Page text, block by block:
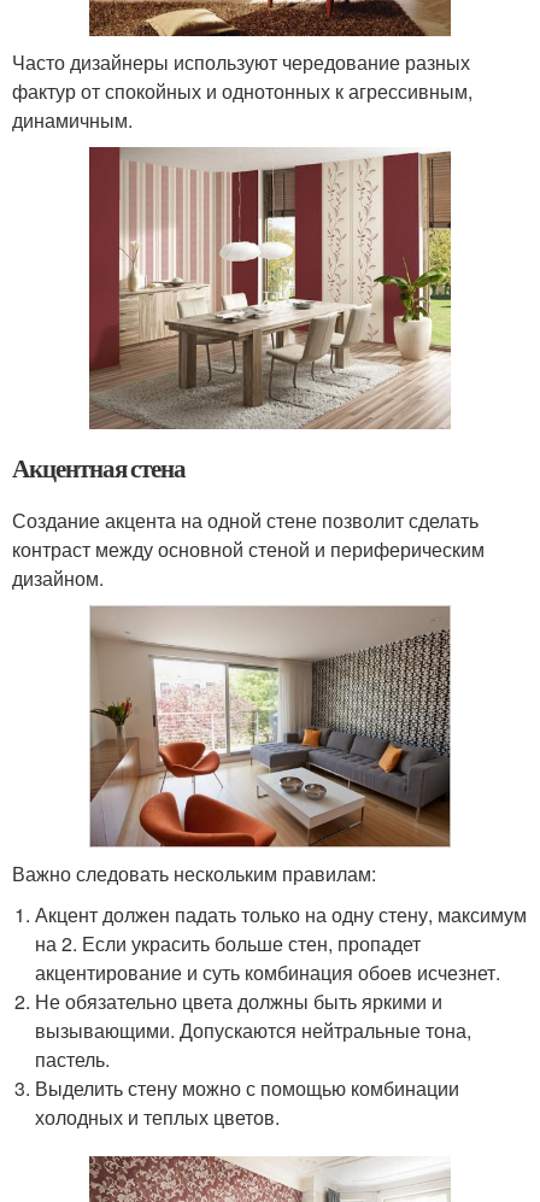
Часто дизайнеры используют чередование разных
фактур от спокойных и однотонных к агрессивным,
динамичным.
Акцентная стена
Создание акцента на одной стене позволит сделать
контраст между основной стеной и периферическим
дизайном.
Важно следовать нескольким правилам:
Акцент должен падать только на одну стену, максимум
на 2. Если украсить больше стен, пропадет
акцентирование и суть комбинация обоев исчезнет.
Не обязательно цвета должны быть яркими и
вызывающими. Допускаются нейтральные тона,
пастель.
Выделить стену можно с помощью комбинации
холодных и теплых цветов.